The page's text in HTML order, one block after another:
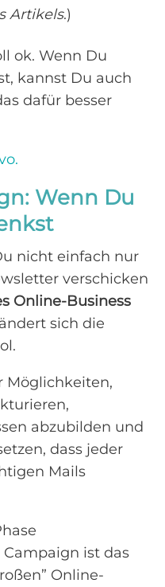
Artikels.)
ok. Wenn Du
kannst Du auch
dafür besser
Wenn Du
nicht einfach nur
verschicken
Online-Business
sich die
Möglichkeiten,
abzubilden und
dass jeder
Mails
Campaign ist das
Online-